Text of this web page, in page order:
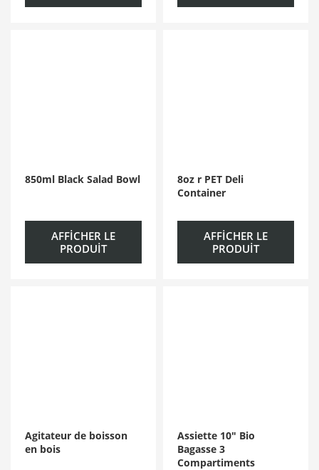
850ml Black Salad Bowl
AFFICHER LE
PRODUIT
8oz r PET Deli
Container
AFFICHER LE
PRODUIT
Agitateur de boisson
en bois
Assiette 10″ Bio
Bagasse 3
Compartiments